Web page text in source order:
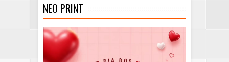
NEO PRINT